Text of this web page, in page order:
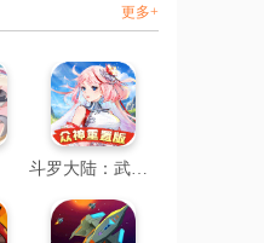
更多+
斗罗大陆：武魂觉醒-2